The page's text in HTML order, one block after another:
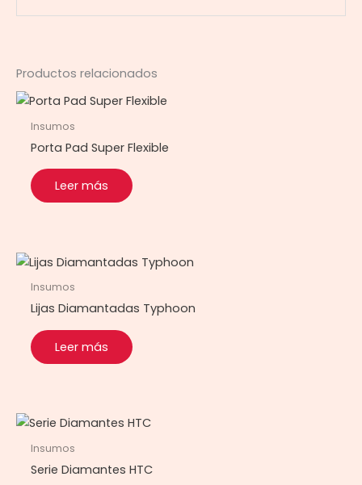
Productos relacionados
Insumos
Porta Pad Super Flexible
Leer más
Insumos
Lijas Diamantadas Typhoon
Leer más
Insumos
Serie Diamantes HTC